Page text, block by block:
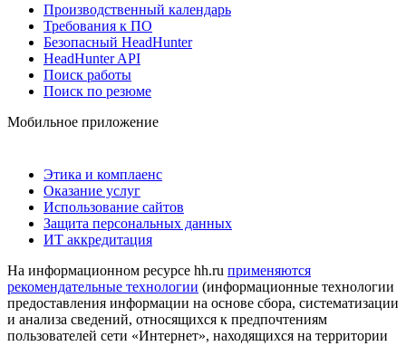
Производственный календарь
Требования к ПО
Безопасный HeadHunter
HeadHunter API
Поиск работы
Поиск по резюме
Мобильное приложение
Этика и комплаенс
Оказание услуг
Использование сайтов
Защита персональных данных
ИТ аккредитация
На информационном ресурсе hh.ru применяются
рекомендательные технологии (информационные технологии
предоставления информации на основе сбора, систематизации
и анализа сведений, относящихся к предпочтениям
пользователей сети «Интернет», находящихся на территории